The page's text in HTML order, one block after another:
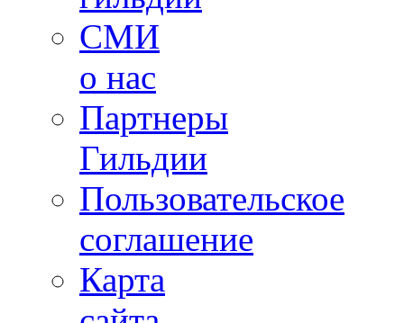
СМИ
о нас
Партнеры
Гильдии
Пользовательское
соглашение
Карта